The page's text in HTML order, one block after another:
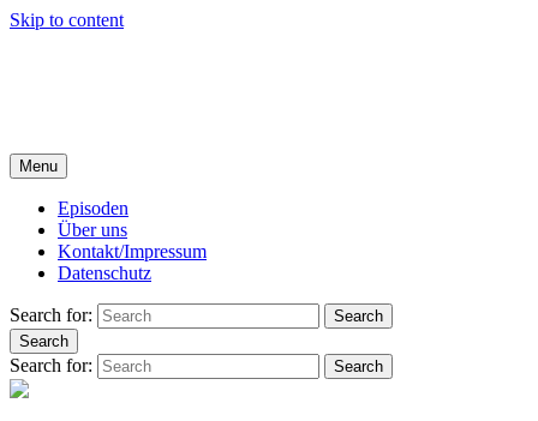
Skip to content
Menu
Episoden
Über uns
Kontakt/Impressum
Datenschutz
Search for:
Search
Search
Search for: Search